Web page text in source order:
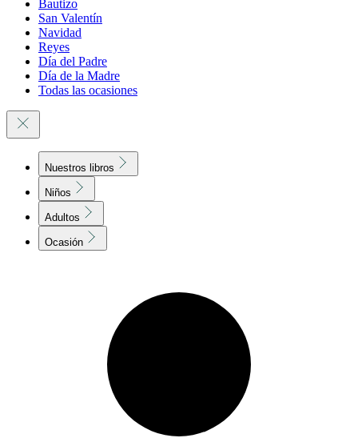
Bautizo
San Valentín
Navidad
Reyes
Día del Padre
Día de la Madre
Todas las ocasiones
Nuestros libros
Niños
Adultos
Ocasión